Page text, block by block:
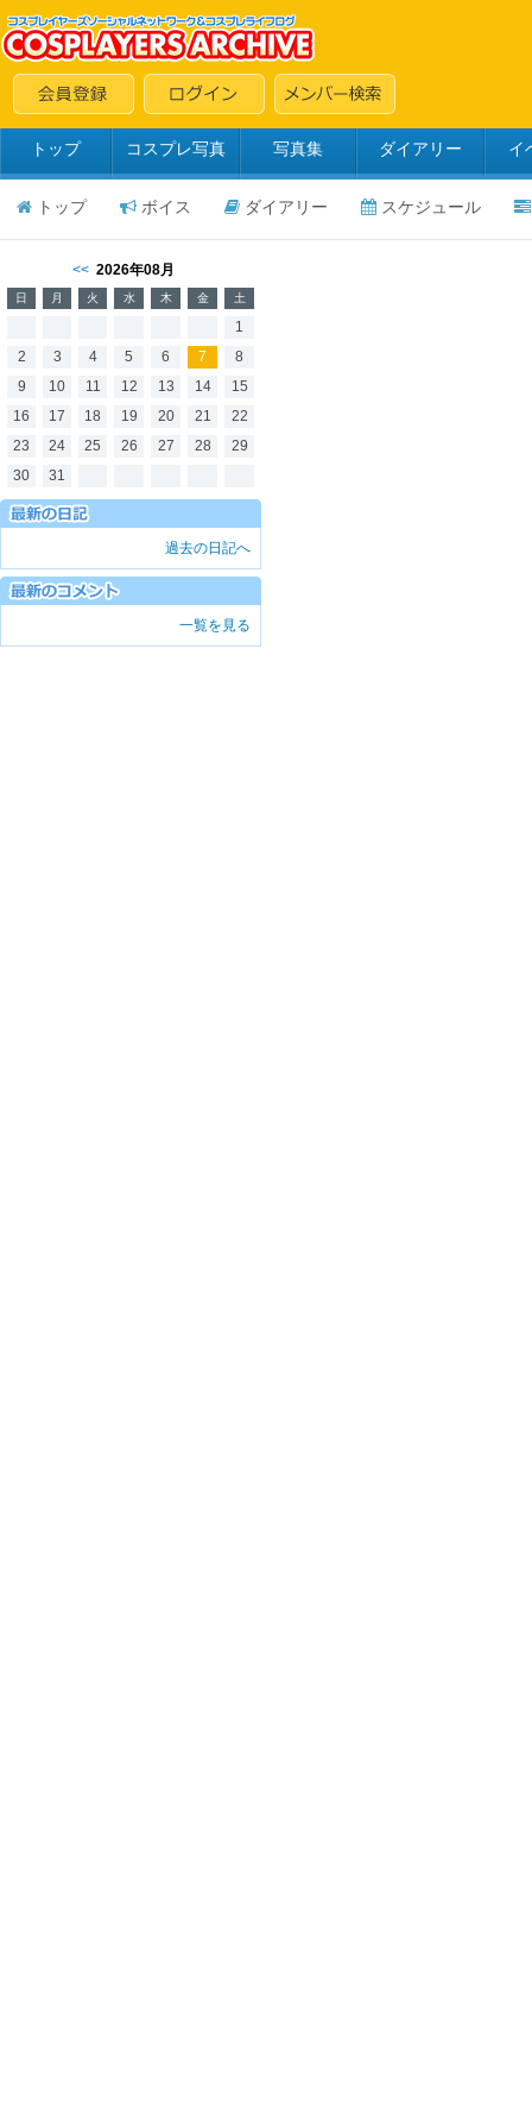
トップ コスプレ写真 写真集 ダイアリー イ
トップ ボイス ダイアリー スケジュール
<< 2026年08月
日 月 火 水 木 金 土
1
2
3 4 5 6 7
8
9
10 11 12 13 14
15
16
17 18 19 20 21
22
23
24 25 26 27 28
29
30
31
過去の日記へ
一覧を見る